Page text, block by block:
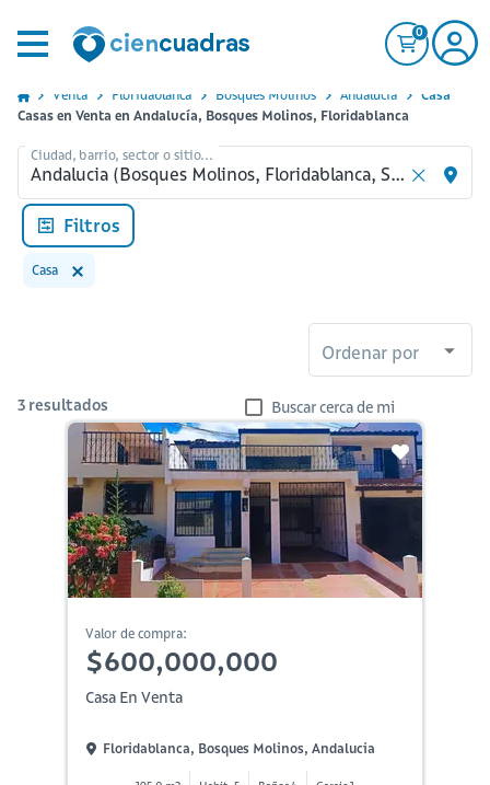
0
Venta Floridablanca Bosques Molinos Andalucia
Casa
Casas en Venta en Andalucía, Bosques Molinos, Floridablanca
Ciudad, barrio, sector o sitio...
Filtros
Casa
Ordenar por
3 resultados Buscar cerca de mi
Valor de compra:
$600,000,000
Casa En Venta
Floridablanca, Bosques Molinos, Andalucia